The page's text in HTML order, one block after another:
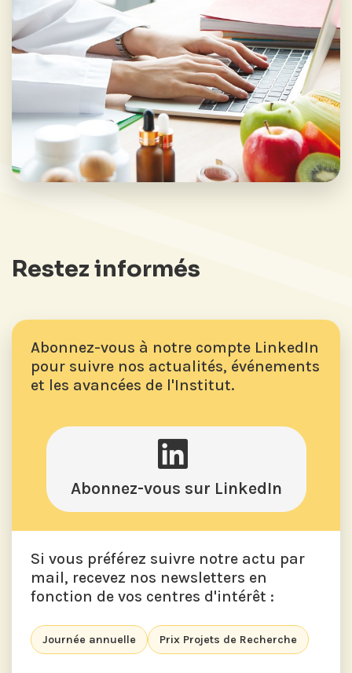
Restez informés
Abonnez-vous à notre compte LinkedIn
pour suivre nos actualités, événements
et les avancées de l'Institut.
Abonnez-vous sur LinkedIn
Si vous préférez suivre notre actu par
mail, recevez nos newsletters en
fonction de vos centres d'intérêt :
Journée annuelle Prix Projets de Recherche